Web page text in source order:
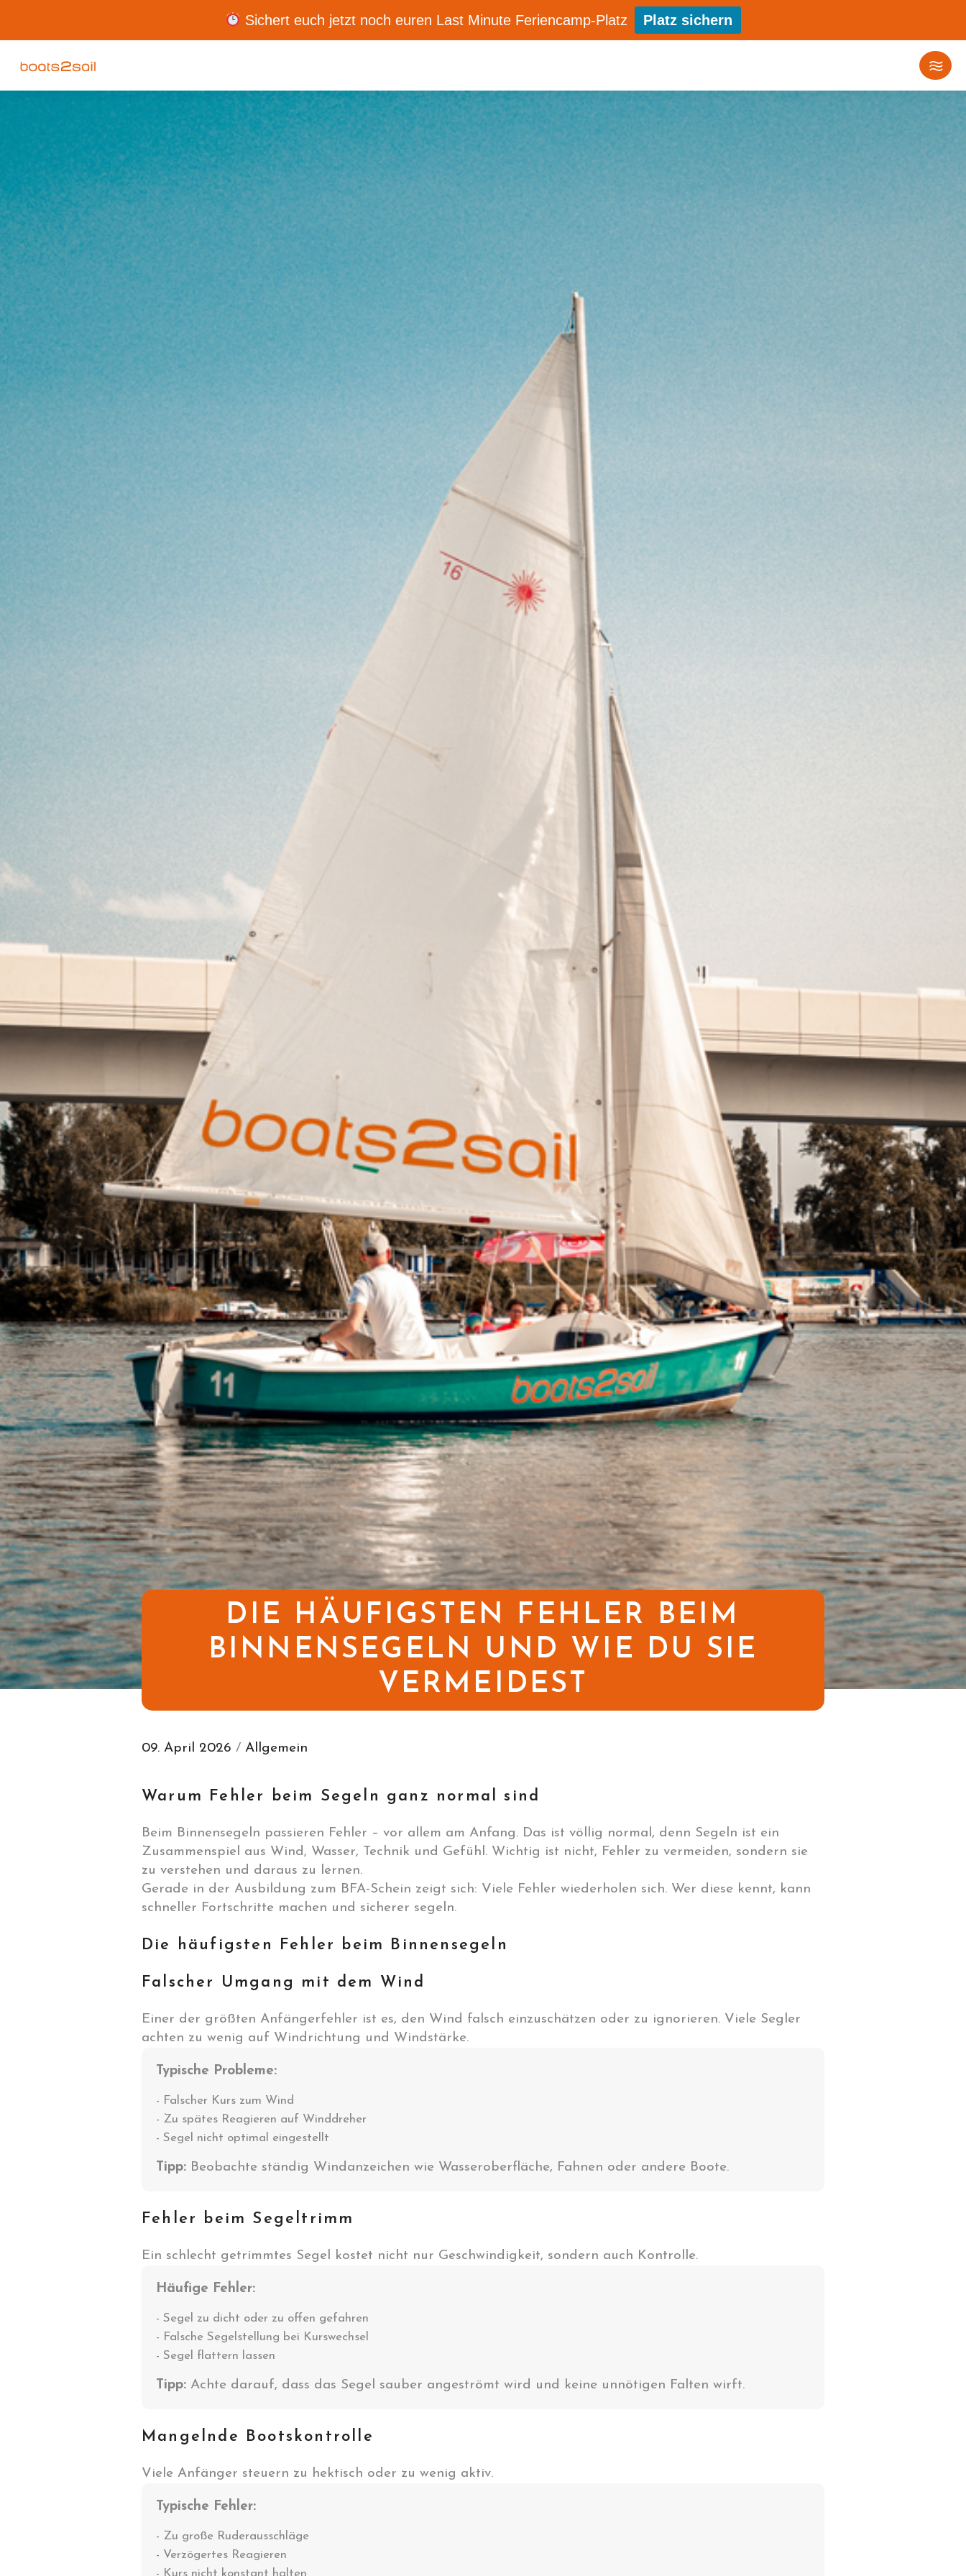
DIE HÄUFIGSTEN FEHLER BEIM
BINNENSEGELN UND WIE DU SIE
VERMEIDEST
09. April 2026 / Allgemein
Warum Fehler beim Segeln ganz normal sind
Beim Binnensegeln passieren Fehler – vor allem am Anfang. Das ist völlig normal, denn Segeln ist ein
Zusammenspiel aus Wind, Wasser, Technik und Gefühl. Wichtig ist nicht, Fehler zu vermeiden, sondern sie
zu verstehen und daraus zu lernen.
Gerade in der Ausbildung zum BFA-Schein zeigt sich: Viele Fehler wiederholen sich. Wer diese kennt, kann
schneller Fortschritte machen und sicherer segeln.
Die häufigsten Fehler beim Binnensegeln
Falscher Umgang mit dem Wind
Einer der größten Anfängerfehler ist es, den Wind falsch einzuschätzen oder zu ignorieren. Viele Segler
achten zu wenig auf Windrichtung und Windstärke.
Typische Probleme:
- Falscher Kurs zum Wind
- Zu spätes Reagieren auf Winddreher
- Segel nicht optimal eingestellt
Tipp: Beobachte ständig Windanzeichen wie Wasseroberfläche, Fahnen oder andere Boote.
Fehler beim Segeltrimm
Ein schlecht getrimmtes Segel kostet nicht nur Geschwindigkeit, sondern auch Kontrolle.
Häufige Fehler:
- Segel zu dicht oder zu offen gefahren
- Falsche Segelstellung bei Kurswechsel
- Segel flattern lassen
Tipp: Achte darauf, dass das Segel sauber angeströmt wird und keine unnötigen Falten wirft.
Mangelnde Bootskontrolle
Viele Anfänger steuern zu hektisch oder zu wenig aktiv.
Typische Fehler:
- Zu große Ruderausschläge
- Verzögertes Reagieren
- Kurs nicht konstant halten
Sichert euch jetzt noch euren Last Minute Feriencamp-Platz Platz sichern